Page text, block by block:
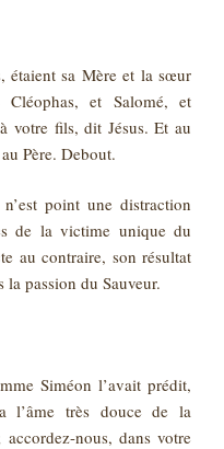
étaient sa Mère et la sœur
et Salomé, et
votre fils, dit Jésus. Et au
Père. Debout.
point une distraction
de la victime unique du
au contraire, son résultat
passion du Sauveur.
Siméon l’avait prédit,
l’âme très douce de la
nous, dans votre